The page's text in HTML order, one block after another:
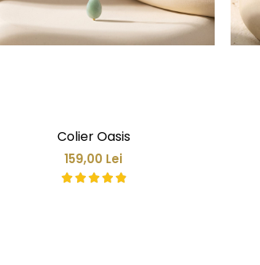
Colier Oasis
159,00 Lei